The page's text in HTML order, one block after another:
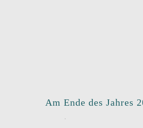
Am Ende des Jahres